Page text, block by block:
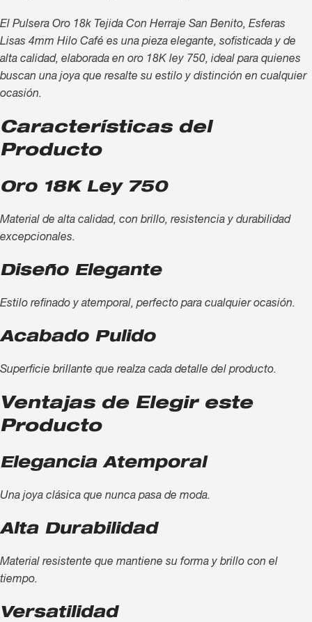
El Pulsera Oro 18k Tejida Con Herraje San Benito, Esferas
Lisas 4mm Hilo Café es una pieza elegante, sofisticada y de
alta calidad, elaborada en oro 18K ley 750, ideal para quienes
buscan una joya que resalte su estilo y distinción en cualquier
ocasión.
Características del
Producto
Oro 18K Ley 750
Material de alta calidad, con brillo, resistencia y durabilidad
excepcionales.
Diseño Elegante
Estilo refinado y atemporal, perfecto para cualquier ocasión.
Acabado Pulido
Superficie brillante que realza cada detalle del producto.
Ventajas de Elegir este
Producto
Elegancia Atemporal
Una joya clásica que nunca pasa de moda.
Alta Durabilidad
Material resistente que mantiene su forma y brillo con el
tiempo.
Versatilidad